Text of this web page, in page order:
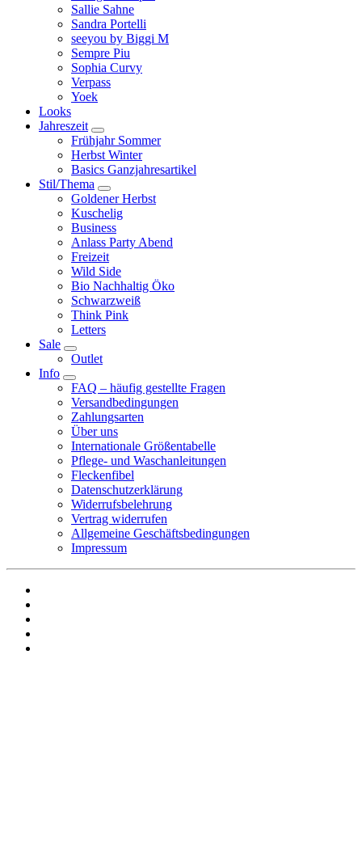
Sallie Sahne
Sandra Portelli
seeyou by Biggi M
Sempre Piu
Sophia Curvy
Verpass
Yoek
Looks
Jahreszeit
Frühjahr Sommer
Herbst Winter
Basics Ganzjahresartikel
Stil/Thema
Goldener Herbst
Kuschelig
Business
Anlass Party Abend
Freizeit
Wild Side
Bio Nachhaltig Öko
Schwarzweiß
Think Pink
Letters
Sale
Outlet
Info
FAQ – häufig gestellte Fragen
Versandbedingungen
Zahlungsarten
Über uns
Internationale Größentabelle
Pflege- und Waschanleitungen
Fleckenfibel
Datenschutzerklärung
Widerrufsbelehrung
Vertrag widerrufen
Allgemeine Geschäftsbedingungen
Impressum